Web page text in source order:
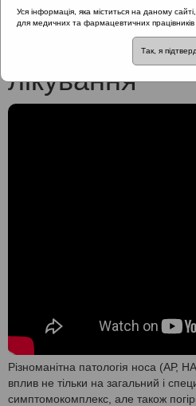
Риніт і
доцільне
лікування
Різноманітна патологія носа (АР,
вплив не тільки на загальний і
симптомокомплекс, але також
Уся інформація, яка міститься на даному
для медичних та фармацевтичних працівників
Так, я